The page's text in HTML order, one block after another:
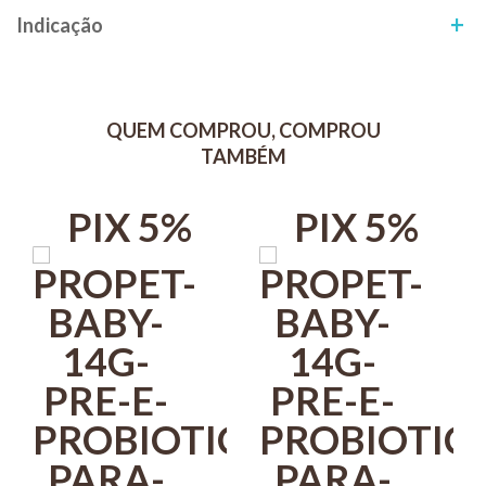
ser fracionada no período de 24hs.
Dose diária recomendada
Peso do animal: Fornecimento (Comprimidos/dia)
10,1 - 20, 0 kg: 2 comprimidos de 660 mg.
Indicação
QUEM COMPROU, COMPROU
TAMBÉM
PIX 5% PIX 5%